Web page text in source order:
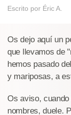
Escrito por Éric A.
Os dejo aquí un
que llevamos de
hemos pasado
y mariposas, a
Os aviso,
nombres, duele.